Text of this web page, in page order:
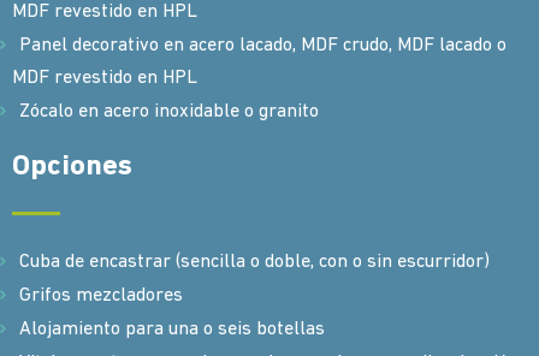
MDF revestido en HPL
Panel decorativo en acero lacado, MDF crudo, MDF lacado o
MDF revestido en HPL
Zócalo en acero inoxidable o granito
Opciones
Cuba de encastrar (sencilla o doble, con o sin escurridor)
Grifos mezcladores
Alojamiento para una o seis botellas